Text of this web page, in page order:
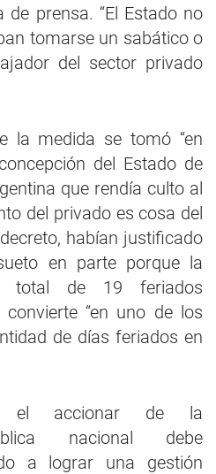
de prensa. “El Estado no
tomarse un sabático o
del sector privado
la medida se tomó “en
del Estado de
que rendía culto al
del privado es cosa del
habían justificado
en parte porque la
total de 19 feriados
“en uno de los
de días feriados en
el accionar de la
nacional debe
a lograr una gestión